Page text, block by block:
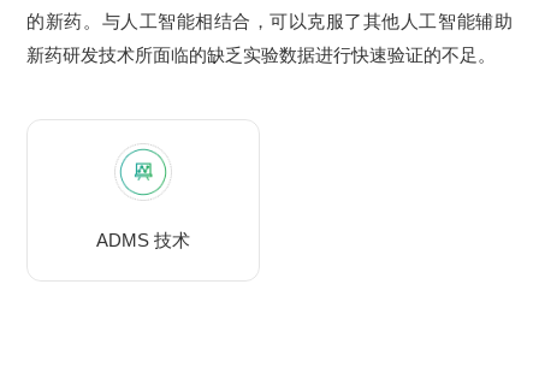
的新药。与人工智能相结合，可以克服了其他人工智能辅助
新药研发技术所面临的缺乏实验数据进行快速验证的不足。
ADMS 技术